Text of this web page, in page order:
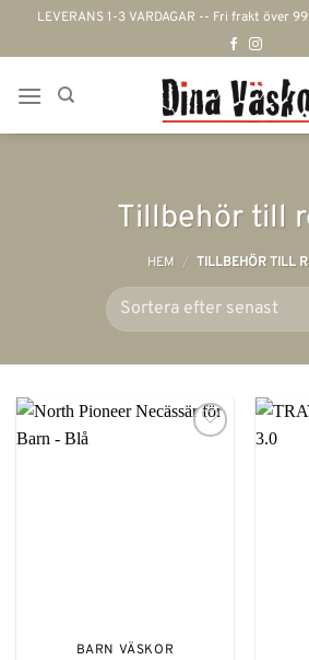
LEVERANS 1-3 VARDAGAR -- Fri frakt över
Tillbehör till
HEM / TILLBEHÖR TILL
BARN VÄSKOR